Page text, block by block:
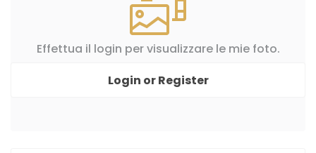
Effettua il login per visualizzare le mie foto.
Login or Register